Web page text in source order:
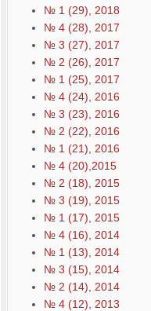
№ 1 (29), 2018
№ 4 (28), 2017
№ 3 (27), 2017
№ 2 (26), 2017
№ 1 (25), 2017
№ 4 (24), 2016
№ 3 (23), 2016
№ 2 (22), 2016
№ 1 (21), 2016
№ 4 (20),2015
№ 2 (18), 2015
№ 3 (19), 2015
№ 1 (17), 2015
№ 4 (16), 2014
№ 1 (13), 2014
№ 3 (15), 2014
№ 2 (14), 2014
№ 4 (12), 2013